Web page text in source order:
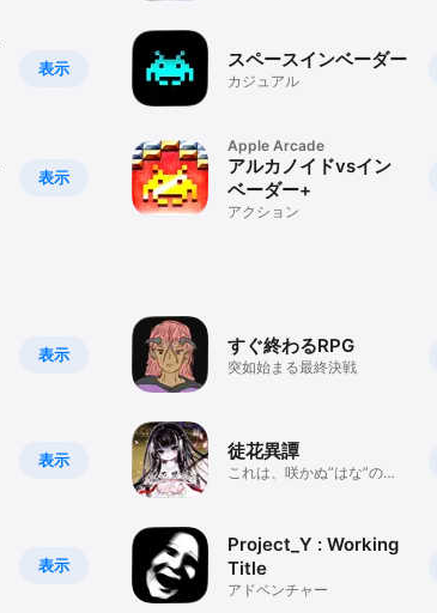
表示
表示
スペースインベーダー
カジュアル
Apple Arcade
アルカノイドvsイン
ベーダー+
アクション
表示
表示
表示
すぐ終わるRPG
突如始まる最終決戦
徒花異譚
これは、咲かぬ”はな”の物
Project_Y : Working
Title
アドベンチャー